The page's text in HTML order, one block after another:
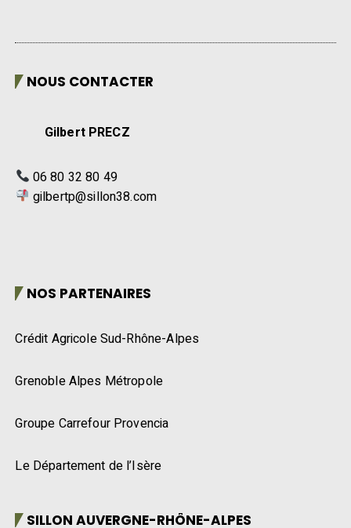
NOUS CONTACTER
Gilbert PRECZ
06 80 32 80 49
gilbertp@sillon38.com
NOS PARTENAIRES
Crédit Agricole Sud-Rhône-Alpes
Grenoble Alpes Métropole
Groupe Carrefour Provencia
Le Département de l’Isère
SILLON AUVERGNE-RHÔNE-ALPES